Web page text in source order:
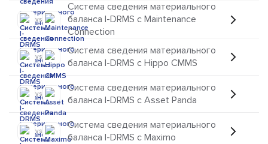
vs
Система сведения материального
баланса I-DRMS с Maintenance
Connection
vs
Система сведения материального
баланса I-DRMS с Hippo CMMS
vs
Система сведения материального
баланса I-DRMS с Asset Panda
vs
Система сведения материального
баланса I-DRMS с Maximo